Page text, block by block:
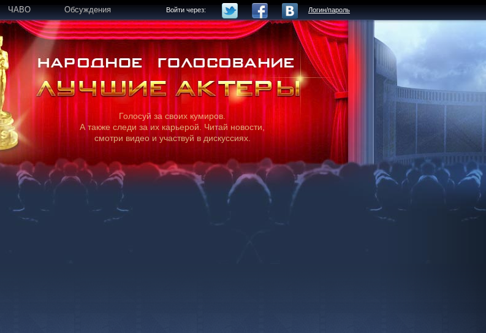
ЧАВО Обсуждения Войти через: Логин/пароль
Голосуй за своих кумиров.
А также следи за их карьерой. Читай новости,
смотри видео и участвуй в дискуссиях.